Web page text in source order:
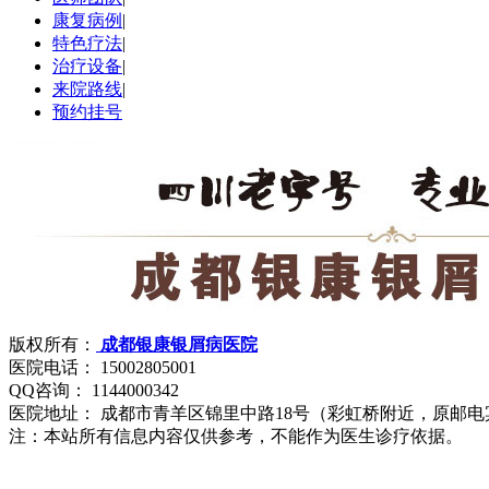
康复病例 |
特色疗法|
治疗设备|
来院路线|
预约挂号
版权所有：
成都银康银屑病医院
医院电话： 15002805001
QQ咨询： 1144000342
医院地址： 成都市青羊区锦里中路18号（彩虹桥附近，原邮
注：本站所有信息内容仅供参考，不能作为医生诊疗依据。